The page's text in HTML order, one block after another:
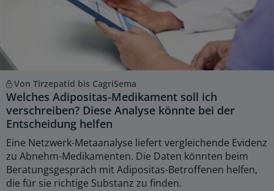
Von Tirzepatid bis CagriSema
Welches Adipositas-Medikament soll ich
verschreiben? Diese Analyse könnte bei der
Entscheidung helfen
Eine Netzwerk-Metaanalyse liefert vergleichende Evidenz
zu Abnehm-Medikamenten. Die Daten könnten beim
Beratungsgespräch mit Adipositas-Betroffenen helfen,
die für sie richtige Substanz zu finden.